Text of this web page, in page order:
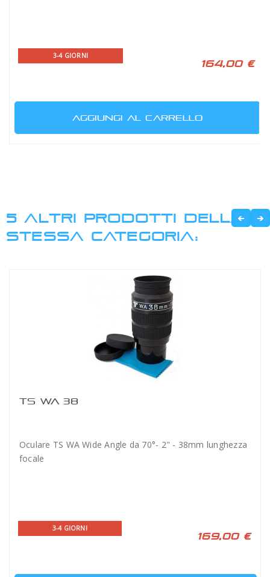
3-4 GIORNI
164,00 €
AGGIUNGI AL CARRELLO
5 ALTRI PRODOTTI DELLA
STESSA CATEGORIA:
TS WA 38
Oculare TS WA Wide Angle da 70°- 2" - 38mm lunghezza
focale
3-4 GIORNI
169,00 €